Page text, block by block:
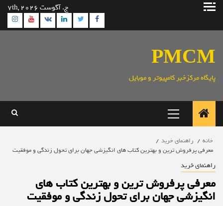
پرش
ج. آگوست 7th, 2026
Facebook
Twitter
Linkedin
VK
PMCM
پایگاه مرکزخبر کامپیوتر و موبایل
اصلی
خانه
راهنمای خرید
معرفی پرفروش ترین و بهترین کتاب های انگیزشی جهان برای تحول زندگی و موفقیت
راهنمای خرید
معرفی پرفروش ترین و بهترین کتاب های
انگیزشی جهان برای تحول زندگی و موفقیت